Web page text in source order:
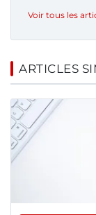
Voir tous les
ARTICLES